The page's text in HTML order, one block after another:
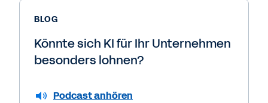
BLOG
Könnte sich KI für Ihr Unternehmen
besonders lohnen?
Podcast anhören